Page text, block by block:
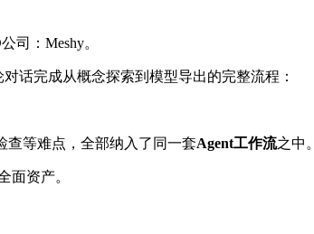
司：Meshy。
话完成从概念探索到模型导出的完整流程：
查等难点，全部纳入了同一套Agent工作流之中。
面资产。